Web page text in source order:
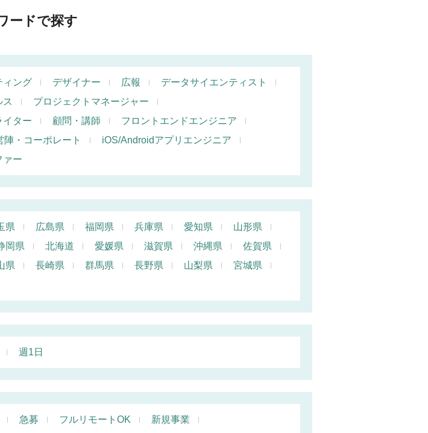
ードで探す
ィング デザイナー 広報
データサイエンティスト
ス
プロジェクトマネージャー
イター 顧問・講師
フロントエンドエンジニア
陣・コーポレート
iOS/Androidアプリエンジニア
ァー
県 広島県 福岡県 兵庫県 愛知県
山形県
岡県 北海道 愛媛県 滋賀県 沖縄県
佐賀県
県 長崎県 群馬県 長野県 山梨県
宮城県
週1日
急募 フルリモートOK
新規事業